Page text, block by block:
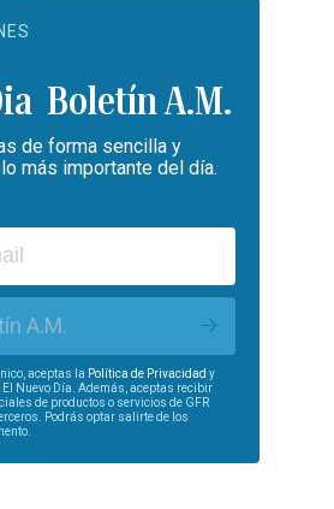
Boletín A.M.
de forma sencilla y
más importante del día.
A.M.
aceptas la Política de Privacidad y
El Nuevo Día. Además, aceptas recibir
de productos o servicios de GFR
Podrás optar salirte de los